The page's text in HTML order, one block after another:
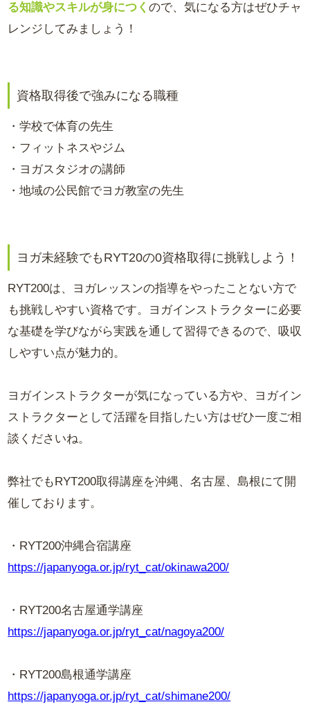
る知識やスキルが身につくので、気になる方はぜひチャ
レンジしてみましょう！
資格取得後で強みになる職種
・学校で体育の先生
・フィットネスやジム
・ヨガスタジオの講師
・地域の公民館でヨガ教室の先生
ヨガ未経験でもRYT20の0資格取得に挑戦しよう！
RYT200は、ヨガレッスンの指導をやったことない方で
も挑戦しやすい資格です。ヨガインストラクターに必要
な基礎を学びながら実践を通して習得できるので、吸収
しやすい点が魅力的。
ヨガインストラクターが気になっている方や、ヨガイン
ストラクターとして活躍を目指したい方はぜひ一度ご相
談くださいね。
弊社でもRYT200取得講座を沖縄、名古屋、島根にて開
催しております。
・RYT200沖縄合宿講座
https://japanyoga.or.jp/ryt_cat/okinawa200/
・RYT200名古屋通学講座
https://japanyoga.or.jp/ryt_cat/nagoya200/
・RYT200島根通学講座
https://japanyoga.or.jp/ryt_cat/shimane200/